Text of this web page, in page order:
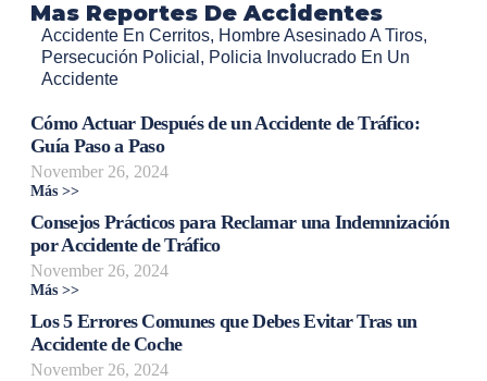
Mas Reportes De Accidentes
Accidente En Cerritos, Hombre Asesinado A Tiros,
Persecución Policial , Policia Involucrado En Un
Accidente
Cómo Actuar Después de un Accidente de Tráfico:
Guía Paso a Paso
November 26, 2024
Más >>
Consejos Prácticos para Reclamar una Indemnización
por Accidente de Tráfico
November 26, 2024
Más >>
Los 5 Errores Comunes que Debes Evitar Tras un
Accidente de Coche
November 26, 2024